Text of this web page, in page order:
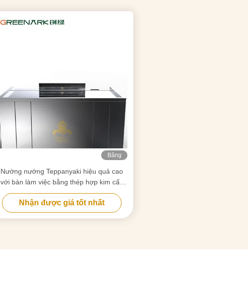
Băng
Nướng nướng Teppanyaki hiệu quả cao
với bàn làm việc bằng thép hợp kim cấp
thực phẩm 20mm & Sưởi ấm thông minh
Nhận được giá tốt nhất